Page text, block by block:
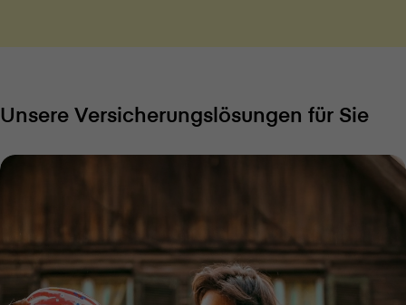
Unsere Versicherungslösungen für Sie